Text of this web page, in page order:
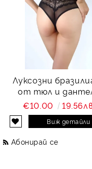
Луксозни
от тюл и
Charity
€10.00
Виж детайли
Абонирай се